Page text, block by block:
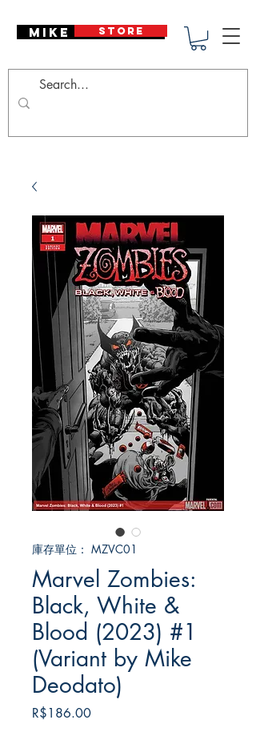
Mike Deodato
STORE
庫存單位： MZVC01
Marvel Zombies:
Black, White &
Blood (2023) #1
(Variant by Mike
Deodato)
R$186.00價